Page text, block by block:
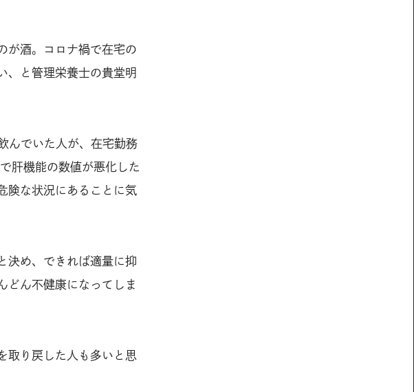
が酒。コロナ禍で在宅の
、と管理栄養士の貴堂明
んでいた人が、在宅勤務
肝機能の数値が悪化した
険な状況にあることに気
決め、できれば適量に抑
どん不健康になってしま
取り戻した人も多いと思